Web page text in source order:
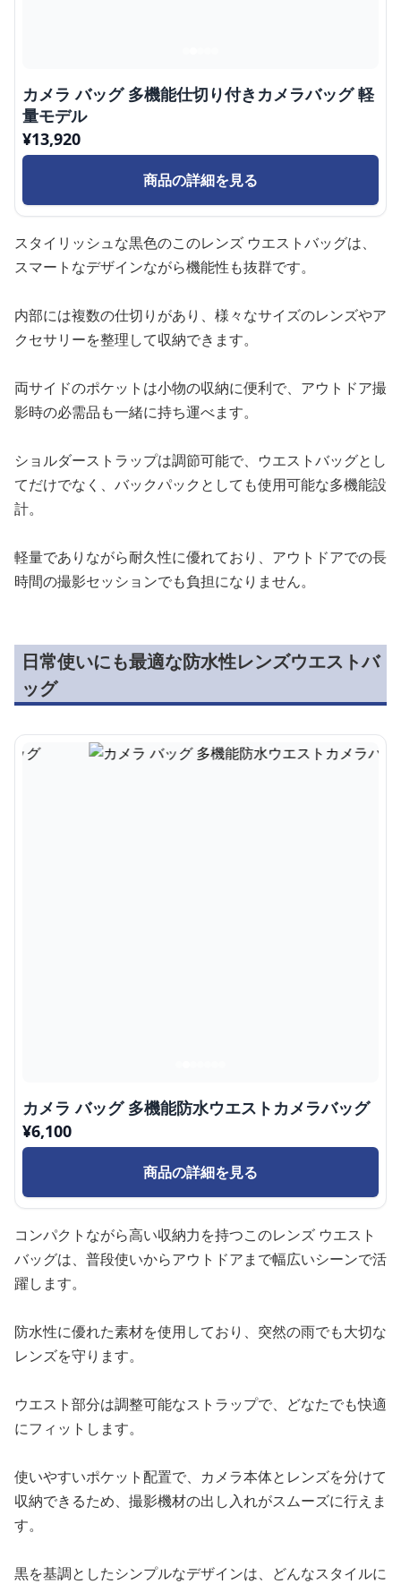
カメラ バッグ 多機能仕切り付きカメラバッグ 軽
量モデル
¥13,920
商品の詳細を見る
スタイリッシュな黒色のこのレンズ ウエストバッグは、
スマートなデザインながら機能性も抜群です。
内部には複数の仕切りがあり、様々なサイズのレンズやア
クセサリーを整理して収納できます。
両サイドのポケットは小物の収納に便利で、アウトドア撮
影時の必需品も一緒に持ち運べます。
ショルダーストラップは調節可能で、ウエストバッグとし
てだけでなく、バックパックとしても使用可能な多機能設
計。
軽量でありながら耐久性に優れており、アウトドアでの長
時間の撮影セッションでも負担になりません。
日常使いにも最適な防水性レンズウエストバ
ッグ
カメラ バッグ 多機能防水ウエストカメラバッグ
¥6,100
商品の詳細を見る
コンパクトながら高い収納力を持つこのレンズ ウエスト
バッグは、普段使いからアウトドアまで幅広いシーンで活
躍します。
防水性に優れた素材を使用しており、突然の雨でも大切な
レンズを守ります。
ウエスト部分は調整可能なストラップで、どなたでも快適
にフィットします。
使いやすいポケット配置で、カメラ本体とレンズを分けて
収納できるため、撮影機材の出し入れがスムーズに行えま
す。
黒を基調としたシンプルなデザインは、どんなスタイルに